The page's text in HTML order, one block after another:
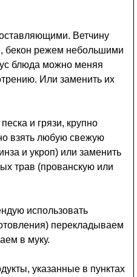
Ветчину
бекон режем небольшими
блюда можно меняя
Или заменить их
и грязи, крупно
взять любую свежую
и укроп) или заменить
трав (прованскую или
использовать
перекладываем
в муку.
указанные в пунктах